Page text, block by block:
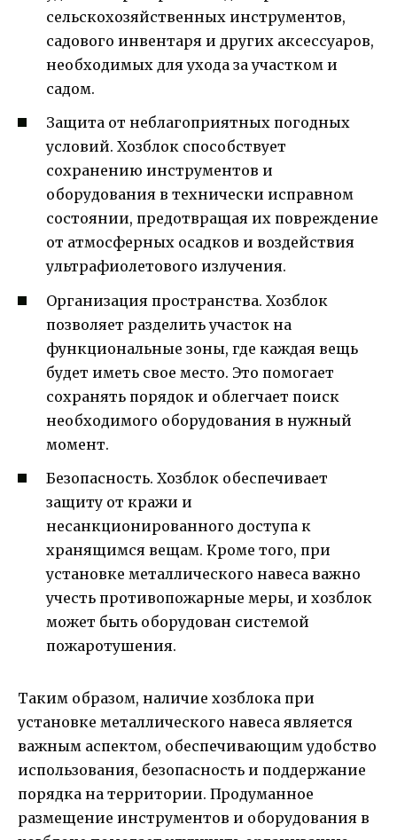
сельскохозяйственных инструментов,
садового инвентаря и других аксессуаров,
необходимых для ухода за участком и
садом.
Защита от неблагоприятных погодных
условий. Хозблок способствует
сохранению инструментов и
оборудования в технически исправном
состоянии, предотвращая их повреждение
от атмосферных осадков и воздействия
ультрафиолетового излучения.
Организация пространства. Хозблок
позволяет разделить участок на
функциональные зоны, где каждая вещь
будет иметь свое место. Это помогает
сохранять порядок и облегчает поиск
необходимого оборудования в нужный
момент.
Безопасность. Хозблок обеспечивает
защиту от кражи и
несанкционированного доступа к
хранящимся вещам. Кроме того, при
установке металлического навеса важно
учесть противопожарные меры, и хозблок
может быть оборудован системой
пожаротушения.
Таким образом, наличие хозблока при
установке металлического навеса является
важным аспектом, обеспечивающим удобство
использования, безопасность и поддержание
порядка на территории. Продуманное
размещение инструментов и оборудования в